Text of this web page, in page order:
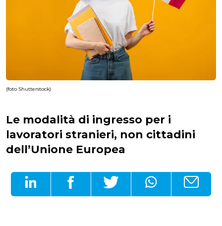
(foto Shutterstock)
Le modalità di ingresso per i
lavoratori stranieri, non cittadini
dell’Unione Europea